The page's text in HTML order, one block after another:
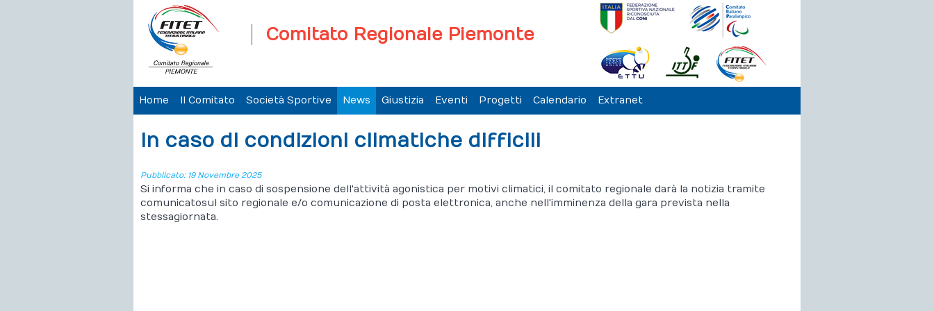
Comitato Regionale Piemonte
Home Il Comitato Società Sportive News Giustizia Eventi Progetti Calendario Extranet
In caso di condizioni climatiche difficili
Pubblicato: 19 Novembre 2025
Si informa che in caso di sospensione dell'attività agonistica per motivi climatici, il comitato regionale darà la notizia tramite
comunicato sul sito regionale e/o comunicazione di posta elettronica, anche nell'imminenza della gara prevista nella
stessa giornata.